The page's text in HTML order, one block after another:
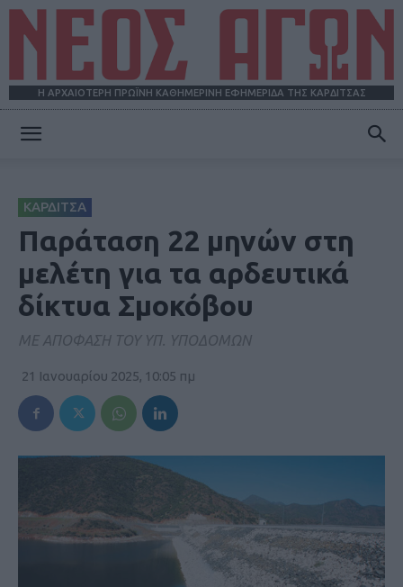
Η ΑΡΧΑΙΟΤΕΡΗ ΠΡΩΪΝΗ ΚΑΘΗΜΕΡΙΝΗ ΕΦΗΜΕΡΙΔΑ ΤΗΣ ΚΑΡΔΙΤΣΑΣ
ΚΑΡΔΙΤΣΑ
Παράταση 22 μηνών στη
μελέτη για τα αρδευτικά
δίκτυα Σμοκόβου
ΜΕ ΑΠΟΦΑΣΗ ΤΟΥ ΥΠ. ΥΠΟΔΟΜΩΝ
21 Ιανουαρίου 2025, 10:05 πμ